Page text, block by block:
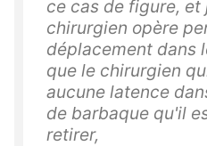
ce cas de figure, et
chirurgien opère
déplacement dans
que le chirurgien
aucune latence
de barbaque qu'il
retirer,